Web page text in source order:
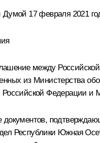
Думой 17 февраля 2021
между
из Министерства
Федерации и
документов,
Республики Южная